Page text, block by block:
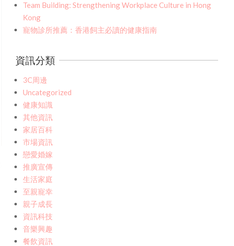
Team Building: Strengthening Workplace Culture in Hong
Kong
寵物診所推薦：香港飼主必讀的健康指南
資訊分類
3C周邊
Uncategorized
健康知識
其他資訊
家居百科
市場資訊
戀愛婚嫁
推廣宣傳
生活家庭
至親寵幸
親子成長
資訊科技
音樂興趣
餐飲資訊